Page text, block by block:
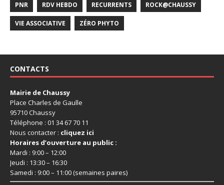
PNR RDV HEBDO RECURRENTS ROCK@CHAUSSY
VIE ASSOCIATIVE ZÉRO PHYTO
CONTACTS
Mairie de Chaussy
Place Charles de Gaulle
95710 Chaussy
Téléphone : 01 34 67 70 11
Nous contacter : cliquez ici
Horaires d’ouverture au public :
Mardi : 9:00 – 12:00
Jeudi : 13:30 – 16:30
Samedi : 9:00 – 11:00 (semaines paires)